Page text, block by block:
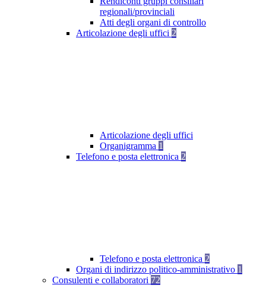
regionali/provinciali
Atti degli organi di controllo
Articolazione degli uffici 2
Articolazione degli uffici
Organigramma 1
Telefono e posta elettronica 2
Telefono e posta elettronica 2
Organi di indirizzo politico-amministrativo 1
Consulenti e collaboratori 72